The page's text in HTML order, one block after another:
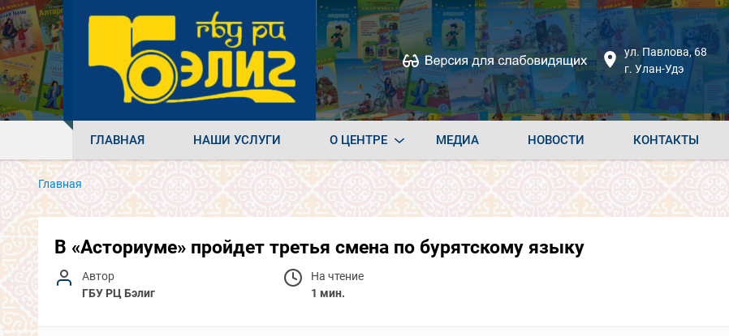
ул. Павлова, 68
г. Улан-Удэ
ГЛАВНАЯ НАШИ УСЛУГИ О ЦЕНТРЕ МЕДИА НОВОСТИ КОНТАКТЫ
Главная
В «Асториуме» пройдет третья смена по бурятскому языку
Автор
ГБУ РЦ Бэлиг
На чтение
1 мин.